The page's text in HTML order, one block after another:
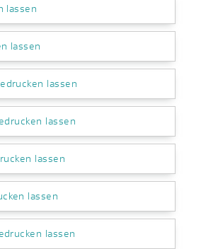
lassen
lassen
lassen
lassen
lassen
lassen
lassen